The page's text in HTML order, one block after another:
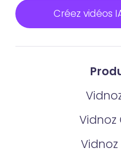
Créez vidéos
Vidnoz
Vidnoz